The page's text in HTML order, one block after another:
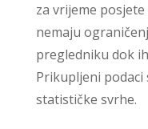
za vrijeme
nemaju
pregledniku dok
Prikupljeni
statističke svrhe.